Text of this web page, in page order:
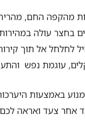
מהקפה החם,
עולה
לחלחל אל תוך
עוגמת נפש
אחר צעד ואראה